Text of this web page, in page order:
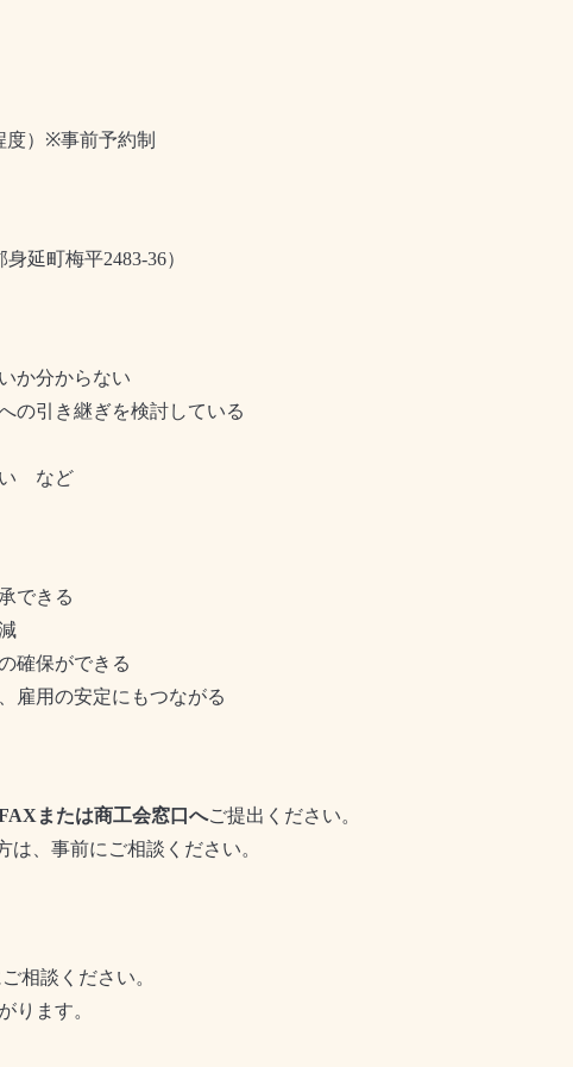
） ※事前予約制
身延町梅平2483-36）
か分からない
の引き継ぎを検討している
い など
できる
確保ができる
雇用の安定にもつながる
または商工会窓口へご提出ください。
、事前にご相談ください。
相談ください。
ります。